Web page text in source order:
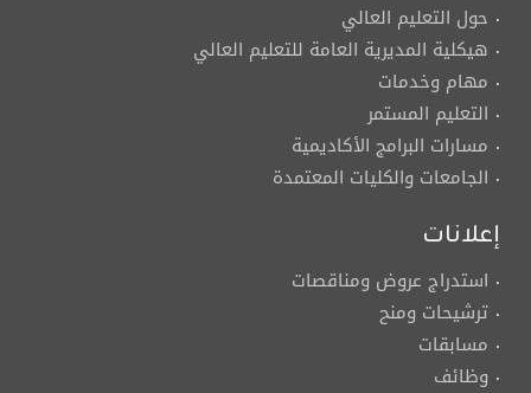
حول التعليم العالي
هيكلية المديرية العامة للتعليم العالي
مهام وخدمات
التعليم المستمر
مسارات البرامج الأكاديمية
الجامعات والكليات المعتمدة
إعلانات
استدراج عروض ومناقصات
ترشيحات ومنح
مسابقات
وظائف